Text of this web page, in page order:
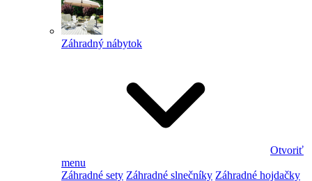
Záhradný nábytok
Otvoriť
menu
Záhradné sety Záhradné slnečníky Záhradné hojdačky